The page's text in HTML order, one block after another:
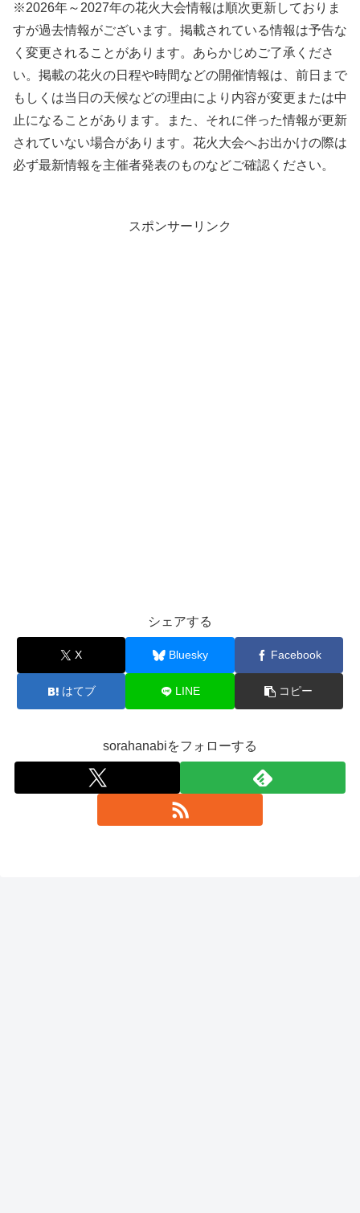
※2026年～2027年の花火大会情報は順次更新しておりま
すが過去情報がございます。掲載されている情報は予告な
く変更されることがあります。あらかじめご了承くださ
い。掲載の花火の日程や時間などの開催情報は、前日まで
もしくは当日の天候などの理由により内容が変更または中
止になることがあります。また、それに伴った情報が更新
されていない場合があります。花火大会へお出かけの際は
必ず最新情報を主催者発表のものなどご確認ください。
スポンサーリンク
シェアする
X Bluesky Facebook
はてブ LINE コピー
sorahanabiをフォローする